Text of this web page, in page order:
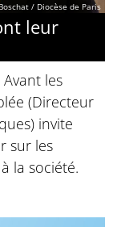
/ Diocèse de Paris
leur
les
(Directeur
invite
sur les
la société.